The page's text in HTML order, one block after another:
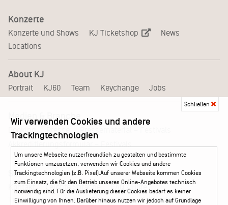
Konzerte
Konzerte und Shows KJ Ticketshop
News
Locations
About KJ
Portrait KJ60 Team Keychange Jobs
Medien & Branche
Booking Presse
Pressematerial – Festivals
Service
Kontakt Leichte Sprache
FAQ / Hilfe
Ticketshop Hamburg
Gutscheine
Callback-Service
Schließen
Wir verwenden Cookies und andere
Trackingtechnologien
Um unsere Webseite nutzerfreundlich zu gestalten und bestimmte
Funktionen umzusetzen, verwenden wir Cookies und andere
Trackingtechnologien (z.B. Pixel).Auf unserer Webseite kommen Cookies
zum Einsatz, die für den Betrieb unseres Online-Angebotes technisch
notwendig sind. Für die Auslieferung dieser Cookies bedarf es keiner
Einwilligung von Ihnen. Darüber hinaus nutzen wir jedoch auf Grundlage